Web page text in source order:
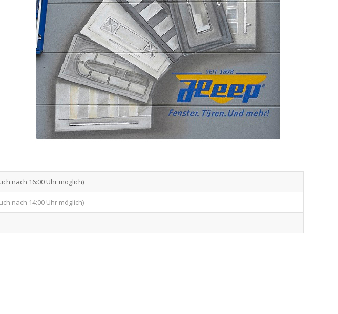
nach 16:00 Uhr möglich)
nach 14:00 Uhr möglich)